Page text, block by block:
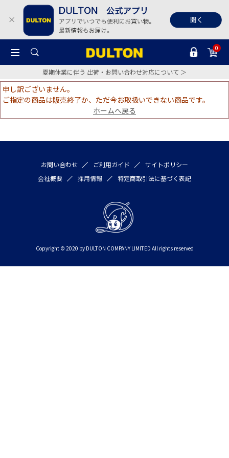
0
夏期休業に伴う 出荷・お問い合わせ対応について ＞
申し訳ございません。
ご指定の商品は販売終了か、ただ今お取扱いできない商品です。
ホームへ戻る
お問い合わせ ご利用ガイド
サイトポリシー
会社概要
採用情報 特定商取引法に基づく表記
Copyright © 2020 by DULTON COMPANY LIMITED All rights reserved